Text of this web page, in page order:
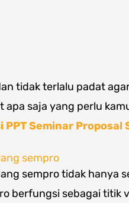
tidak terlalu padat
saja yang perlu
PPT Seminar Proposal
sempro
sempro tidak hanya
berfungsi sebagai titik